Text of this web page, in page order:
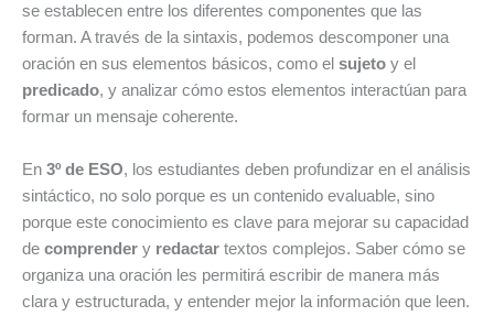
se establecen entre los diferentes componentes que las
forman. A través de la sintaxis, podemos descomponer una
oración en sus elementos básicos, como el sujeto y el
predicado, y analizar cómo estos elementos interactúan para
formar un mensaje coherente.
En 3º de ESO, los estudiantes deben profundizar en el análisis
sintáctico, no solo porque es un contenido evaluable, sino
porque este conocimiento es clave para mejorar su capacidad
de comprender y redactar textos complejos. Saber cómo se
organiza una oración les permitirá escribir de manera más
clara y estructurada, y entender mejor la información que leen.